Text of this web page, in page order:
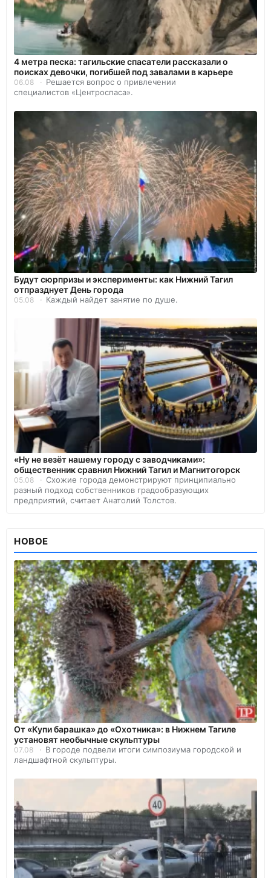
4 метра песка: тагильские спасатели рассказали о
поисках девочки, погибшей под завалами в карьере
06.08
Решается вопрос о привлечении
специалистов «Центроспаса».
Будут сюрпризы и эксперименты: как Нижний Тагил
отпразднует День города
05.08 Каждый найдет занятие по душе.
«Ну не везёт нашему городу с заводчиками»:
общественник сравнил Нижний Тагил и Магнитогорск
05.08
Схожие города демонстрируют принципиально
разный подход собственников градообразующих
предприятий, считает Анатолий Толстов.
НОВОЕ
От «Купи барашка» до «Охотника»: в Нижнем Тагиле
установят необычные скульптуры
07.08
В городе подвели итоги симпозиума городской и
ландшафтной скульптуры.